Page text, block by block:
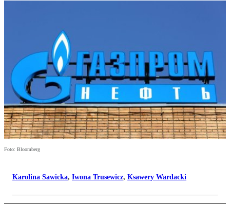
Foto: Bloomberg
Karolina Sawicka, Iwona Trusewicz, Ksawery Wardacki